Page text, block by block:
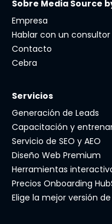
Sobre Media Source
Empresa
Hablar con un consultor
Contacto
Cebra
Servicios
Generación de Leads
Capacitación y
Servicio de SEO y AEO
Diseño Web Premium
Herramientas
Precios Onboarding
Elige la mejor versión